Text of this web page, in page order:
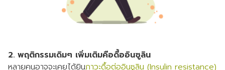
2. พฤติกรรมเดิมๆ เพิ่มเติมคือดื้ออินซูลิน
หลายคนอาจจะเคยได้ยินภาวะดื้อต่ออินซูลิน (Insulin resistance)